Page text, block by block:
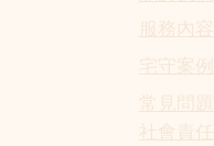
服務內容
宅守案例
​常見問題
社會責任